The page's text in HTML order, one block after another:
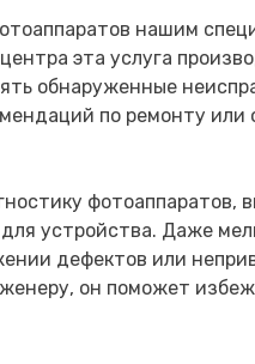
нашим
эта услуга
обнаруженные
по ремонту
фотоаппаратов,
устройства. Даже
дефектов или
он поможет